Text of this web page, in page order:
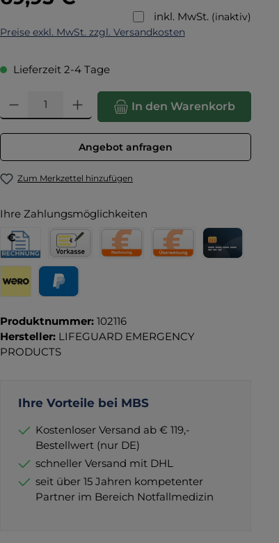
inkl. MwSt. (inaktiv)
Preise exkl. MwSt. zzgl. Versandkosten
Lieferzeit 2-4 Tage
Produkt Anzahl: Gib den gewünschten Wert ein oder
In den Warenkorb
Angebot anfragen
Zum Merkzettel hinzufügen
Ihre Zahlungsmöglichkeiten
Rechnung für Behörden
Vorkasse
Produktnummer: 102116
Hersteller: LIFEGUARD EMERGENCY
PRODUCTS
Ihre Vorteile bei MBS
Kostenloser Versand ab € 119,-
Bestellwert (nur DE)
schneller Versand mit DHL
seit über 15 Jahren kompetenter
Partner im Bereich Notfallmedizin